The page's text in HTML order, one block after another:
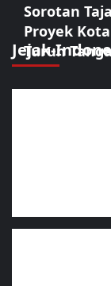
Jejak-
Sorotan
Proyek
Turun